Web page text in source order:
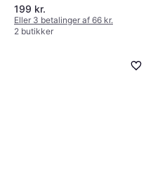
199 kr.
Eller 3 betalinger af 66 kr.
2 butikker